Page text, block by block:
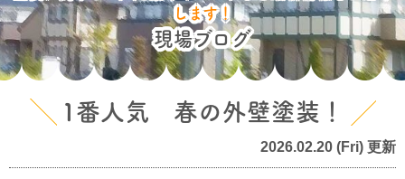
します！
現場ブログ
1番人気 春の外壁塗装！
2026.02.20 (Fri) 更新